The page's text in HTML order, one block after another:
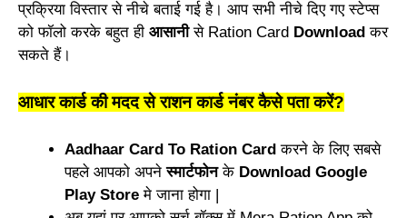
प्रक्रिया विस्तार से नीचे बताई गई है। आप सभी नीचे दिए गए स्टेप्स
को फॉलो करके बहुत ही आसानीसे Ration Card Download कर
सकते हैं।
आधार कार्ड की मदद से राशन कार्ड नंबर कैसे पता करें?
Aadhaar Card To Ration Cardकरने के लिए सबसे
पहले आपको अपनेस्मार्टफोनके Download Google
Play Storeमे जाना होगा |